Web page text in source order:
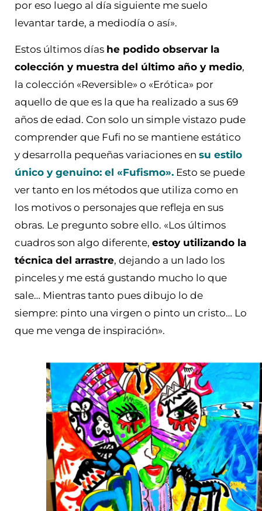
por eso luego al día siguiente me suelo
levantar tarde, a mediodía o así».
Estos últimos días he podido observar la
colección y muestra del último año y medio,
la colección «Reversible» o «Erótica» por
aquello de que es la que ha realizado a sus 69
años de edad. Con solo un simple vistazo pude
comprender que Fufi no se mantiene estático
y desarrolla pequeñas variaciones en su estilo
único y genuino: el «Fufismo». Esto se puede
ver tanto en los métodos que utiliza como en
los motivos o personajes que refleja en sus
obras. Le pregunto sobre ello. «Los últimos
cuadros son algo diferente, estoy utilizando la
técnica del arrastre, dejando a un lado los
pinceles y me está gustando mucho lo que
sale… Mientras tanto pues dibujo lo de
siempre: pinto una virgen o pinto un cristo… Lo
que me venga de inspiración».